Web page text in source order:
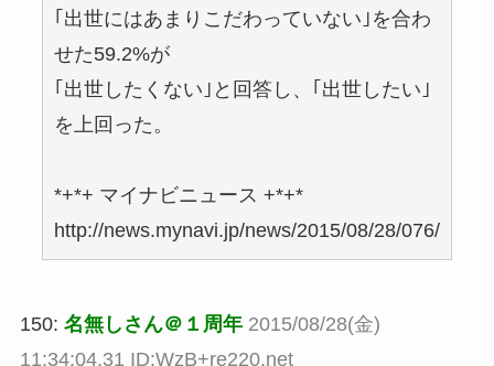
｢出世にはあまりこだわっていない｣を合わ
せた59.2%が
｢出世したくない｣と回答し、｢出世したい｣
を上回った。
*+*+ マイナビニュース +*+*
http://news.mynavi.jp/news/2015/08/28/076/
150: 名無しさん＠１周年 2015/08/28(金)
11:34:04.31 ID:WzB+re220.net